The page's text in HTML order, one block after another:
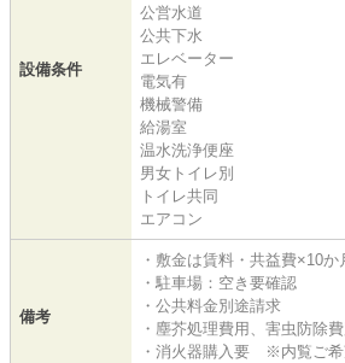
設備条件
公営水道
公共下水
エレベーター
電気有
機械警備
給湯室
温水洗浄便座
男女トイレ別
トイレ共同
エアコン
備考
・敷金は賃料・共益費
・駐車場：空き要確認
・公共料金別途請求
・塵芥処理費用、害虫防除
・消火器購入要 ※内覧ご希